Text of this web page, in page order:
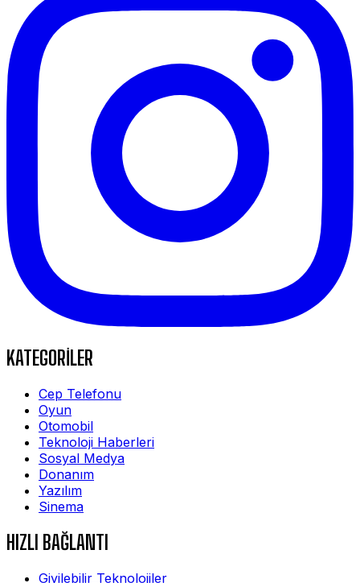
KATEGORİLER
Cep Telefonu
Oyun
Otomobil
Teknoloji Haberleri
Sosyal Medya
Donanım
Yazılım
Sinema
HIZLI BAĞLANTI
Giyilebilir Teknolojiler